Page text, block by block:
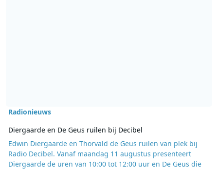
Radionieuws
Diergaarde en De Geus ruilen bij Decibel
Edwin Diergaarde en Thorvald de Geus ruilen van plek bij
Radio Decibel. Vanaf maandag 11 augustus presenteert
Diergaarde de uren van 10:00 tot 12:00 uur en De Geus die